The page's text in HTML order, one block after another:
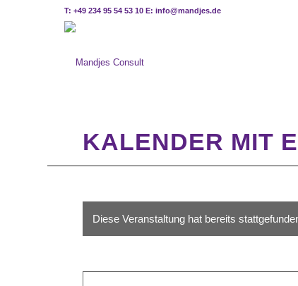
T: +49 234 95 54 53 10 E: info@mandjes.de
KALENDER MIT
Diese Veranstaltung hat bereits